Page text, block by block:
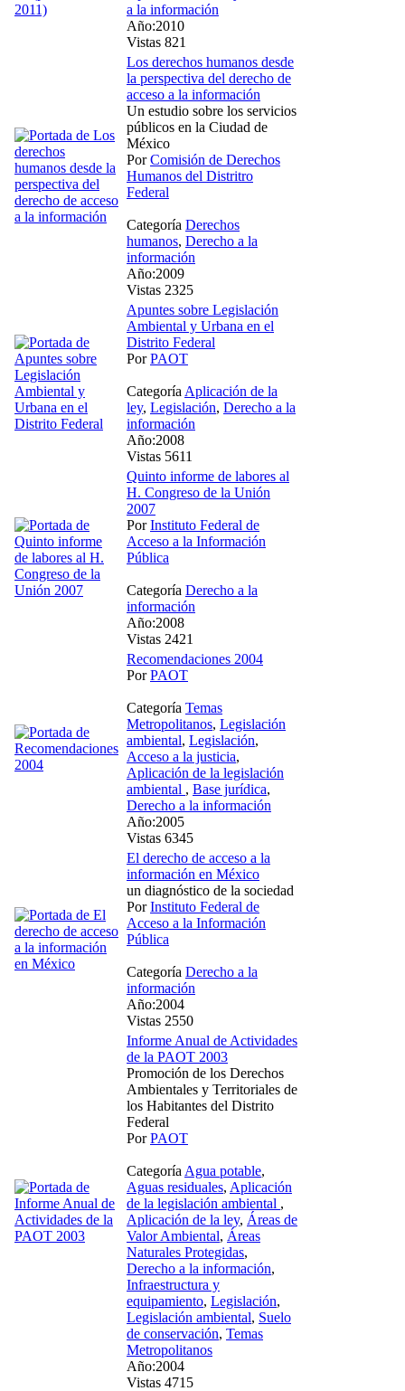
a la información
Año:2010
Vistas 821
Los derechos humanos desde
la perspectiva del derecho de
acceso a la información
Un estudio sobre los servicios
públicos en la Ciudad de
México
PorComisión de Derechos
Humanos del Distritro
Federal
Categoría Derechos
humanos, Derecho a la
información
Año:2009
Vistas 2325
Apuntes sobre Legislación
Ambiental y Urbana en el
Distrito Federal
PorPAOT
Categoría Aplicación de la
ley, Legislación, Derecho a la
información
Año:2008
Vistas 5611
Quinto informe de labores al
H. Congreso de la Unión
2007
PorInstituto Federal de
Acceso a la Información
Pública
Categoría Derecho a la
información
Año:2008
Vistas 2421
Recomendaciones 2004
PorPAOT
Categoría Temas
Metropolitanos, Legislación
ambiental, Legislación,
Acceso a la justicia,
Aplicación de la legislación
ambiental , Base jurídica,
Derecho a la información
Año:2005
Vistas 6345
El derecho de acceso a la
información en México
un diagnóstico de la sociedad
PorInstituto Federal de
Acceso a la Información
Pública
Categoría Derecho a la
información
Año:2004
Vistas 2550
Informe Anual de Actividades
de la PAOT 2003
Promoción de los Derechos
Ambientales y Territoriales de
los Habitantes del Distrito
Federal
PorPAOT
Categoría Agua potable,
Aguas residuales, Aplicación
de la legislación ambiental ,
Aplicación de la ley, Áreas de
Valor Ambiental, Áreas
Naturales Protegidas,
Derecho a la información,
Infraestructura y
equipamiento, Legislación,
Legislación ambiental, Suelo
de conservación, Temas
Metropolitanos
Año:2004
Vistas 4715